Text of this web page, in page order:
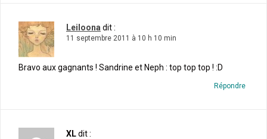
Leiloona dit :
11 septembre 2011 à 10 h 10 min
Bravo aux gagnants ! Sandrine et Neph : top top top ! :D
Répondre
XLdit :